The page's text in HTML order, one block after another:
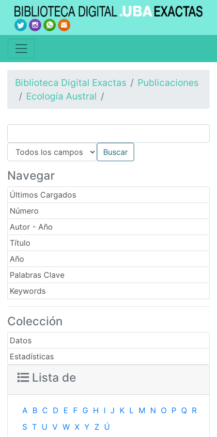
Biblioteca Digital Exactas
Publicaciones
Ecología Austral
Navegar
Últimos Cargados
Número
Autor - Año
Título
Año
Palabras Clave
Keywords
Colección
Datos
Estadísticas
Lista de
A B C D E F G H I J K L M N O P Q R
S T U V W X Y Z Ú